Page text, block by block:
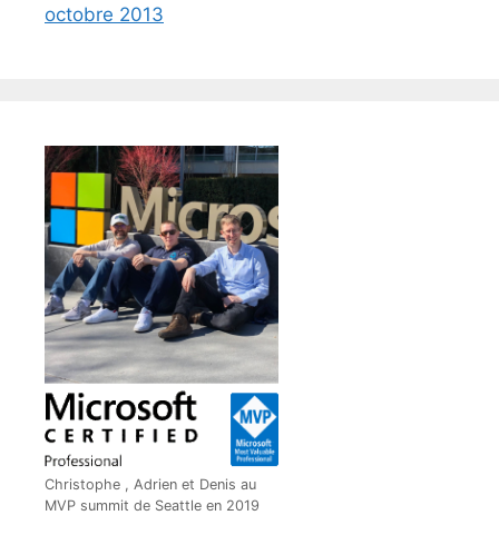
octobre 2013
Christophe , Adrien et Denis au
MVP summit de Seattle en 2019